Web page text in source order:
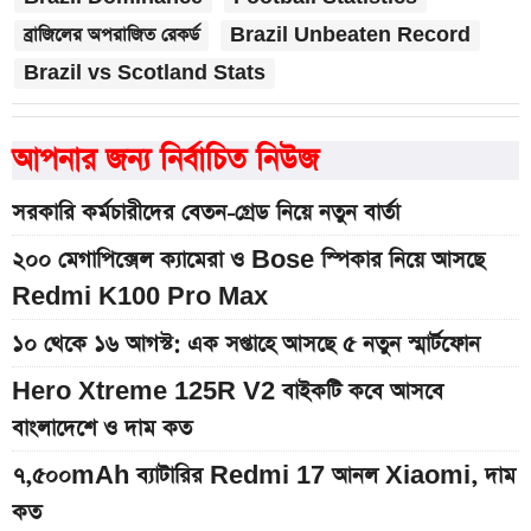
ব্রাজিলের অপরাজিত রেকর্ড
Brazil Unbeaten Record
Brazil vs Scotland Stats
আপনার জন্য নির্বাচিত নিউজ
সরকারি কর্মচারীদের বেতন-গ্রেড নিয়ে নতুন বার্তা
২০০ মেগাপিক্সেল ক্যামেরা ও Bose স্পিকার নিয়ে আসছে
Redmi K100 Pro Max
১০ থেকে ১৬ আগস্ট: এক সপ্তাহে আসছে ৫ নতুন স্মার্টফোন
Hero Xtreme 125R V2 বাইকটি কবে আসবে
বাংলাদেশে ও দাম কত
৭,৫০০mAh ব্যাটারির Redmi 17 আনল Xiaomi, দাম
কত